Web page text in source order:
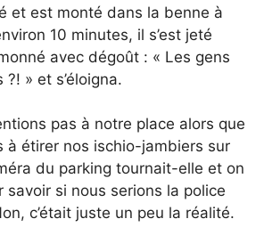
et est monté dans la benne à
10 minutes, il s’est jeté
avec dégoût : « Les gens
» et s’éloigna.
pas à notre place alors que
à étirer nos ischio-jambiers sur
du parking tournait-elle et on
savoir si nous serions la police
c’était juste un peu la réalité.